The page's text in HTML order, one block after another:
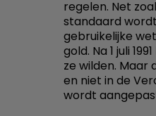
regelen. Net
standaard
gebruikelijke
gold. Na 1 juli
ze wilden.
en niet in de
wordt